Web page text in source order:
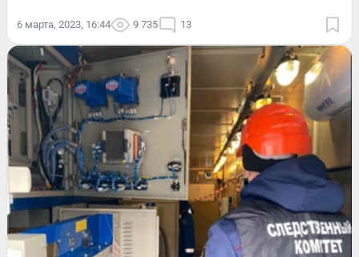
6 марта, 2023, 16:44 9 735 13